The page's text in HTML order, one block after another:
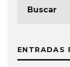
ENTRADAS